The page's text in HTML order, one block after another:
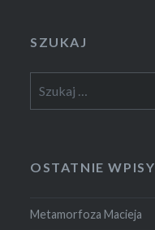
SZUKAJ
OSTATNIE WPISY
Metamorfoza Macieja